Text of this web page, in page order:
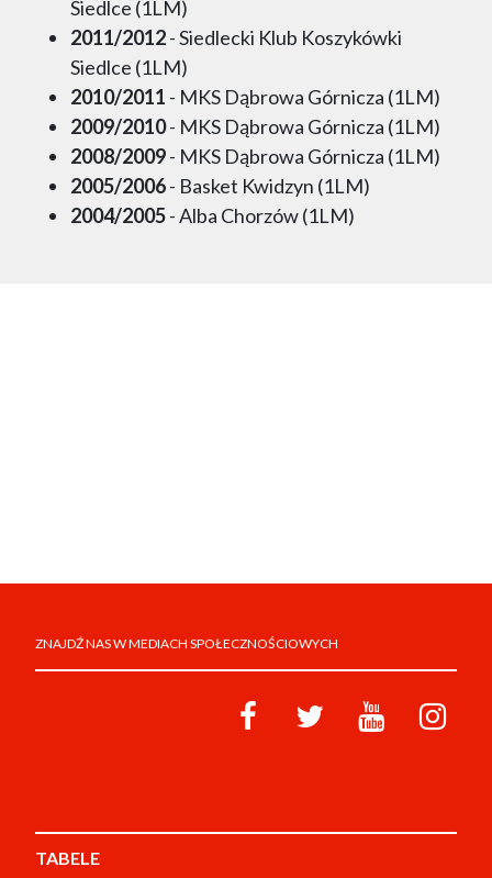
Siedlce (1LM)
2011/2012- Siedlecki Klub Koszykówki
Siedlce (1LM)
2010/2011 - MKS Dąbrowa Górnicza (1LM)
2009/2010- MKS Dąbrowa Górnicza (1LM)
2008/2009- MKS Dąbrowa Górnicza (1LM)
2005/2006- Basket Kwidzyn (1LM)
2004/2005- Alba Chorzów (1LM)
ZNAJDŹ NAS W MEDIACH SPOŁECZNOŚCIOWYCH
TABELE